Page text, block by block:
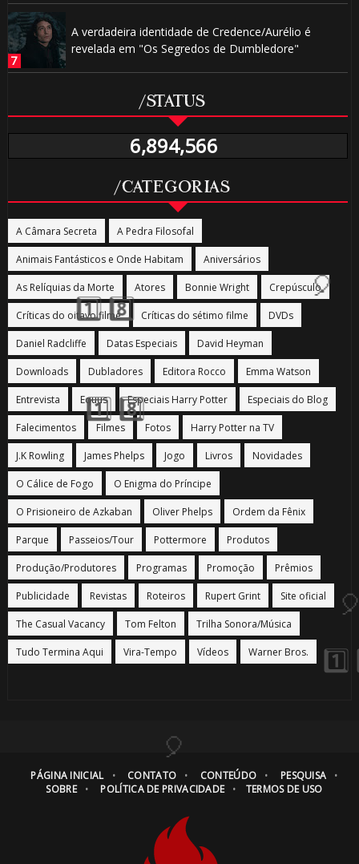
A verdadeira identidade de Credence/Aurélio é
revelada em "Os Segredos de Dumbledore"
/STATUS
6,894,566
/CATEGORIAS
A Câmara Secreta A Pedra Filosofal
Animais Fantásticos e Onde Habitam Aniversários
As Relíquias da Morte Atores Bonnie Wright Crepúsculo
Críticas do oitavo filme Críticas do sétimo filme DVDs
Daniel Radcliffe Datas Especiais David Heyman
Downloads Dubladores Editora Rocco Emma Watson
Entrevista Equus Especiais Harry Potter Especiais do Blog
Falecimentos Filmes Fotos Harry Potter na TV
J.K Rowling James Phelps Jogo Livros Novidades
O Cálice de Fogo O Enigma do Príncipe
O Prisioneiro de Azkaban Oliver Phelps Ordem da Fênix
Parque Passeios/Tour Pottermore Produtos
Produção/Produtores Programas Promoção Prêmios
Publicidade Revistas Roteiros Rupert Grint Site oficial
The Casual Vacancy Tom Felton Trilha Sonora/Música
Tudo Termina Aqui Vira-Tempo Vídeos Warner Bros.
PÁGINA INICIAL CONTATO CONTEÚDO
PESQUISA
SOBRE
POLÍTICA DE PRIVACIDADE TERMOS DE USO
1️⃣ 8️⃣
🎂
🎈
1️⃣ 8️⃣
🎂